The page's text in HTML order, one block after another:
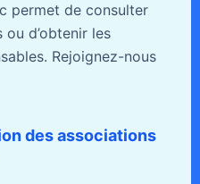
permet de consulter
ou d’obtenir les
Rejoignez-nous
des associations